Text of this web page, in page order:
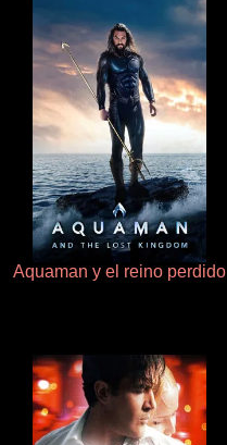
Aquaman y el reino perdido